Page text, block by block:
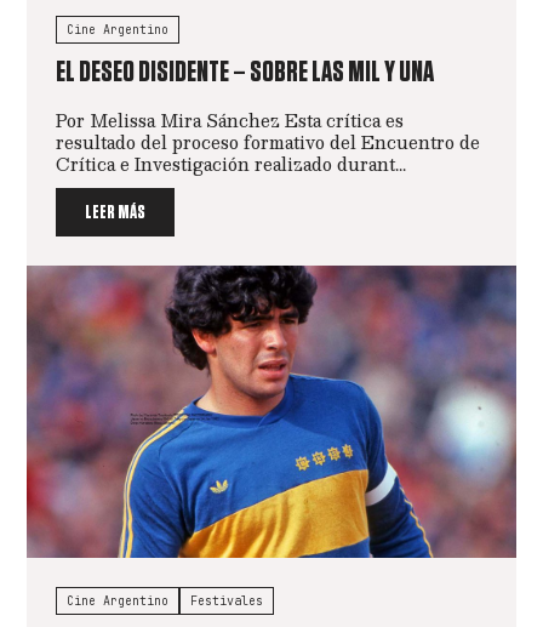
Cine Argentino
EL DESEO DISIDENTE – SOBRE LAS MIL Y UNA
Por Melissa Mira Sánchez Esta crítica es
resultado del proceso formativo del Encuentro de
Crítica e Investigación realizado durant...
LEER MÁS
Cine Argentino Festivales